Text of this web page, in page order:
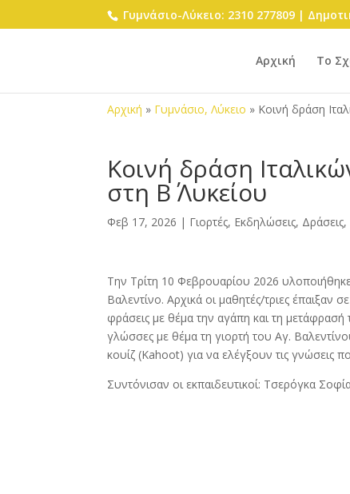
Γυμνάσιο-Λύκειο: 2310 277809 |
Αρχική Το
Αρχική » Γυμνάσιο, Λύκειο » Κοινή δράση
Κοινή δράση
στη Β΄ Λυκείου
Φεβ 17, 2026 | Γιορτές, Εκδηλώσεις, Δράσεις,
Την Τρίτη 10 Φεβρουαρίου 2026
Βαλεντίνο. Αρχικά οι μαθητές/τριες έπαιξαν
φράσεις με θέμα την αγάπη και τη μετάφρασή
γλώσσες με θέμα τη γιορτή του Αγ.
κουίζ (Kahoot) για να ελέγξουν τις
Συντόνισαν οι εκπαιδευτικοί: Τσερόγκα